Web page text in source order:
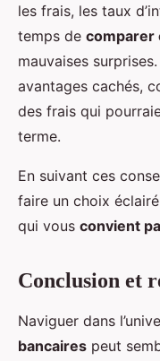
les frais, les taux
temps de comparer
mauvaises
avantages cachés,
des frais qui
terme.
En suivant ces
faire un choix
qui vous convient
Conclusion et
Naviguer dans
bancaires peut